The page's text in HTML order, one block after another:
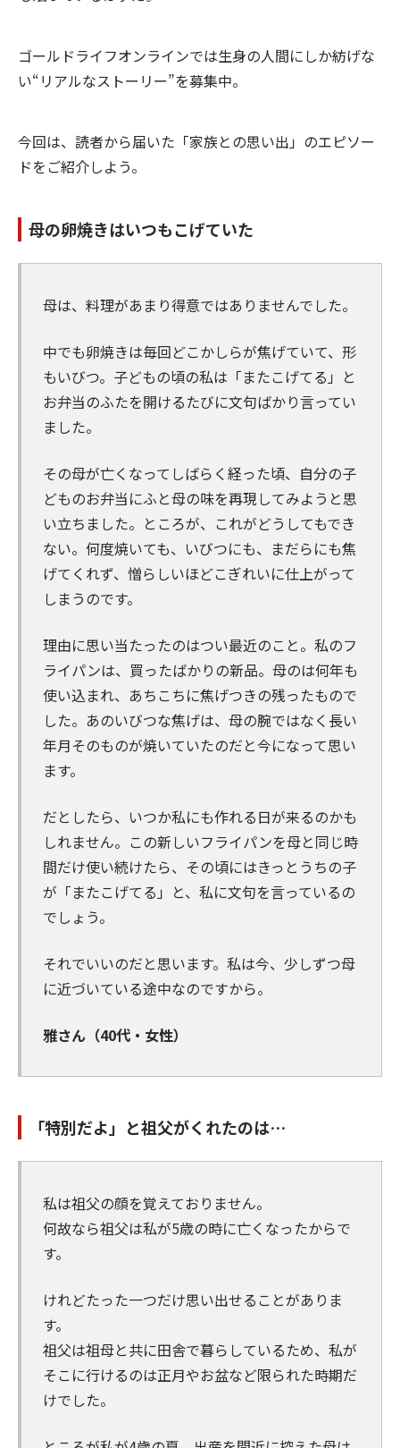
ゴールドライフオンラインでは生身の人間にしか紡げな
い“リアルなストーリー”を募集中。
今回は、読者から届いた「家族との思い出」のエピソー
ドをご紹介しよう。
母の卵焼きはいつもこげていた
母は、料理があまり得意ではありませんでした。
中でも卵焼きは毎回どこかしらが焦げていて、形
もいびつ。子どもの頃の私は「またこげてる」と
お弁当のふたを開けるたびに文句ばかり言ってい
ました。
その母が亡くなってしばらく経った頃、自分の子
どものお弁当にふと母の味を再現してみようと思
い立ちました。ところが、これがどうしてもでき
ない。何度焼いても、いびつにも、まだらにも焦
げてくれず、憎らしいほどこぎれいに仕上がって
しまうのです。
理由に思い当たったのはつい最近のこと。私のフ
ライパンは、買ったばかりの新品。母のは何年も
使い込まれ、あちこちに焦げつきの残ったもので
した。あのいびつな焦げは、母の腕ではなく長い
年月そのものが焼いていたのだと今になって思い
ます。
だとしたら、いつか私にも作れる日が来るのかも
しれません。この新しいフライパンを母と同じ時
間だけ使い続けたら、その頃にはきっとうちの子
が「またこげてる」と、私に文句を言っているの
でしょう。
それでいいのだと思います。私は今、少しずつ母
に近づいている途中なのですから。
雅さん（40代・女性）
「特別だよ」と祖父がくれたのは…
私は祖父の顔を覚えておりません。
何故なら祖父は私が5歳の時に亡くなったからで
す。
けれどたった一つだけ思い出せることがありま
す。
祖父は祖母と共に田舎で暮らしているため、私が
そこに行けるのは正月やお盆など限られた時期だ
けでした。